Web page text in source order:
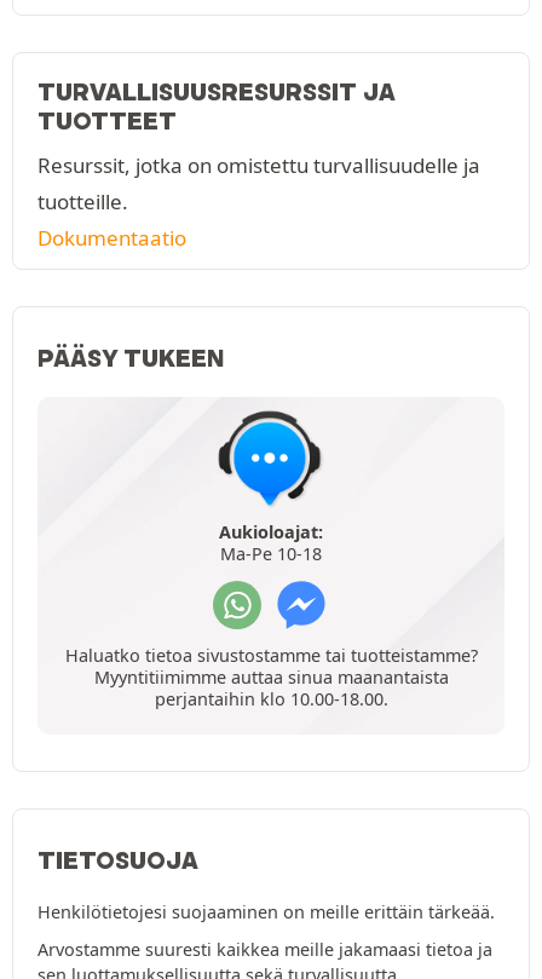
TURVALLISUUSRESURSSIT JA
TUOTTEET
Resurssit, jotka on omistettu turvallisuudelle ja
tuotteille.
Dokumentaatio
PÄÄSY TUKEEN
Aukioloajat:
Ma-Pe 10-18
Haluatko tietoa sivustostamme tai tuotteistamme?
Myyntitiimimme auttaa sinua maanantaista
perjantaihin klo 10.00-18.00.
TIETOSUOJA
Henkilötietojesi suojaaminen on meille erittäin tärkeää.
Arvostamme suuresti kaikkea meille jakamaasi tietoa ja
sen luottamuksellisuutta sekä turvallisuutta.